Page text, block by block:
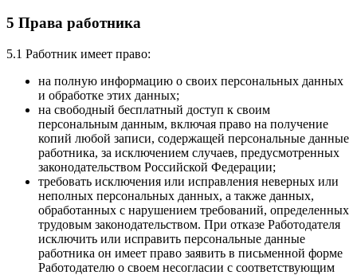
5 Права работника
5.1 Работник имеет право:
на полную информацию о своих персональных данных
и обработке этих данных;
на свободный бесплатный доступ к своим
персональным данным, включая право на получение
копий любой записи, содержащей персональные данные
работника, за исключением случаев, предусмотренных
законодательством Российской Федерации;
требовать исключения или исправления неверных или
неполных персональных данных, а также данных,
обработанных с нарушением требований, определенных
трудовым законодательством. При отказе Работодателя
исключить или исправить персональные данные
работника он имеет право заявить в письменной форме
Работодателю о своем несогласии с соответствующим